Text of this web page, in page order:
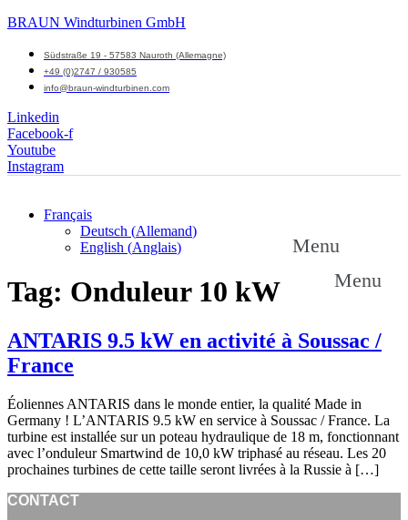
BRAUN Windturbinen GmbH
Südstraße 19 - 57583 Nauroth (Allemagne)
+49 (0)2747 / 930585
info@braun-windturbinen.com
Linkedin
Facebook-f
Youtube
Instagram
Français
Deutsch (Allemand)
English (Anglais)
Menu
Menu
Tag: Onduleur 10 kW
ANTARIS 9.5 kW en activité à Soussac /
France
Éoliennes ANTARIS dans le monde entier, la qualité Made in
Germany ! L’ANTARIS 9.5 kW en service à Soussac / France. La
turbine est installée sur un poteau hydraulique de 18 m, fonctionnant
avec l’onduleur Smartwind de 10,0 kW triphasé au réseau. Les 20
prochaines turbines de cette taille seront livrées à la Russie à […]
CONTACT